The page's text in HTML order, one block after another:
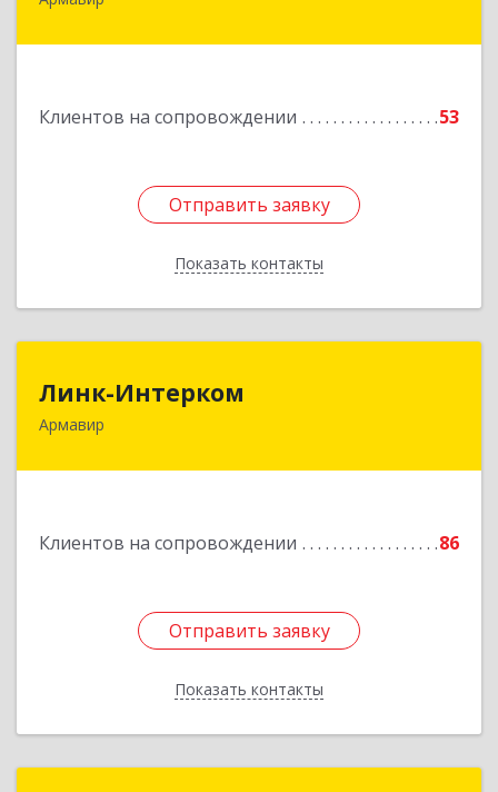
Клиентов на сопровождении 53
Отправить заявку
Показать контакты
Отправить заявку
Назад
Линк-Интерком
Армавир
Клиентов на сопровождении 86
Отправить заявку
Показать контакты
Подробнее
Отправить заявку
Назад